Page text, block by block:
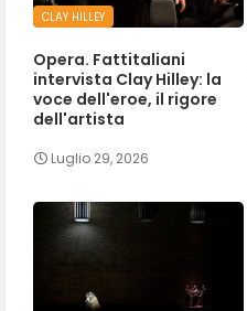
CLAY HILLEY
Opera. Fattitaliani
intervista Clay Hilley: la
voce dell'eroe, il rigore
dell'artista
Luglio 29, 2026